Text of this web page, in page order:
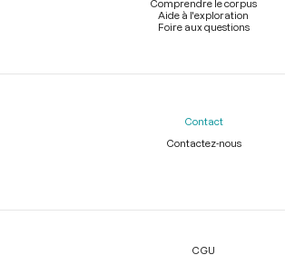
Comprendre le corpus
Aide à l'exploration
Foire aux questions
Contact
Contactez-nous
Légal
CGU